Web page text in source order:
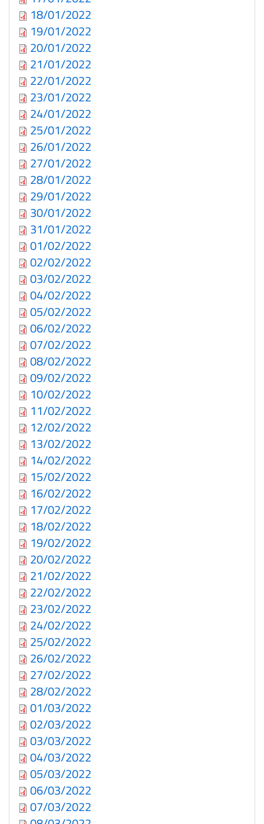
18/01/2022
19/01/2022
20/01/2022
21/01/2022
22/01/2022
23/01/2022
24/01/2022
25/01/2022
26/01/2022
27/01/2022
28/01/2022
29/01/2022
30/01/2022
31/01/2022
01/02/2022
02/02/2022
03/02/2022
04/02/2022
05/02/2022
06/02/2022
07/02/2022
08/02/2022
09/02/2022
10/02/2022
11/02/2022
12/02/2022
13/02/2022
14/02/2022
15/02/2022
16/02/2022
17/02/2022
18/02/2022
19/02/2022
20/02/2022
21/02/2022
22/02/2022
23/02/2022
24/02/2022
25/02/2022
26/02/2022
27/02/2022
28/02/2022
01/03/2022
02/03/2022
03/03/2022
04/03/2022
05/03/2022
06/03/2022
07/03/2022